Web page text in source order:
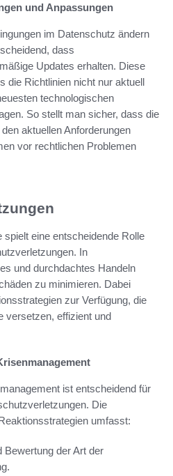
und Anpassungen
im Datenschutz ändern
dass
Updates erhalten. Diese
die Richtlinien nicht nur aktuell
technologischen
So stellt man sicher, dass die
aktuellen Anforderungen
vor rechtlichen Problemen
eine entscheidende Rolle
In
und durchdachtes Handeln
zu minimieren. Dabei
zur Verfügung, die
versetzen, effizient und
ist entscheidend für
Die
umfasst:
Bewertung der Art der